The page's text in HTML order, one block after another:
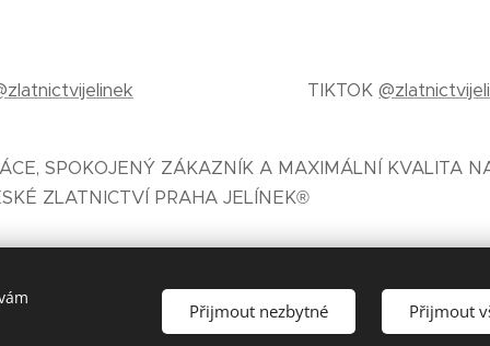
TIKTOK
SPOKOJENÝ ZÁKAZNÍK A MAXIMÁLNÍ KVALITA
ZLATNICTVÍ PRAHA JELÍNEK®
Přijmout nezbytné Přijmout